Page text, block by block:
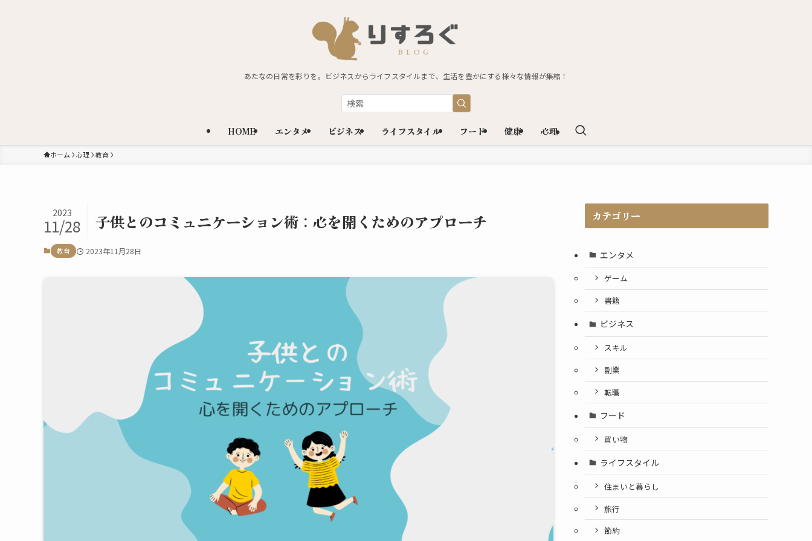
あたなの日常を彩りを。ビジネスからライフスタイルまで、生活を豊かにする様々な情報が集結！
HOME エンタメ ビジネス ライフスタイル フード 健康 心理
ホーム 心理 教育
子供とのコミュニケーション術：心を開くためのアプローチ
2023
11/28
教育 2023年11月28日
カテゴリー
エンタメ
ゲーム
書籍
ビジネス
スキル
副業
転職
フード
買い物
ライフスタイル
住まいと暮らし
旅行
節約